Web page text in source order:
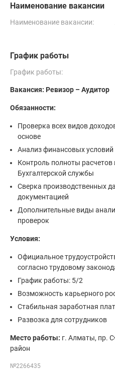
Наименование вакансии
Наименование вакансии:
График работы
График работы:
Вакансия: Ревизор – Аудитор
Обязанности:
Проверка всех видов
основе
Анализ финансовых
Контроль полноты расчетов
Бухгалтерской службы
Сверка производственных
документацией
Дополнительные виды
проверок
Условия:
Официальное
согласно трудовому
График работы: 5/2
Возможность карьерного
Стабильная заработная
Развозка для сотрудников
Место работы: г. Алматы, пр.
район
№2266435